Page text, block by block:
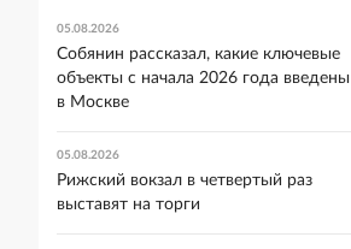
05.08.2026
Собянин рассказал, какие ключевые
объекты с начала 2026 года введены
в Москве
05.08.2026
Рижский вокзал в четвертый раз
выставят на торги